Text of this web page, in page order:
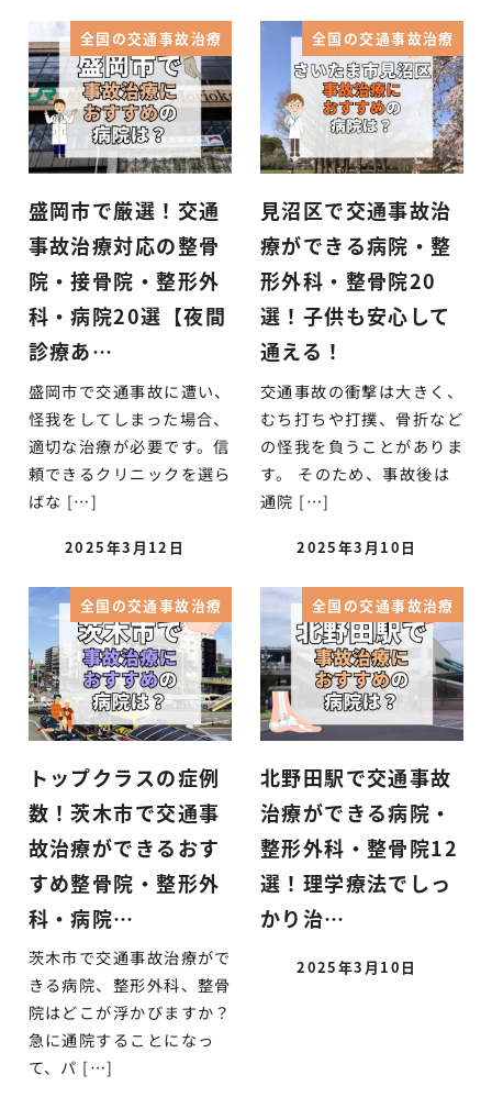
全国の交通事故治療
盛岡市で厳選！交通
事故治療対応の整骨
院・接骨院・整形外
科・病院20選【夜間
診療あ…
盛岡市で交通事故に遭い、
怪我をしてしまった場合、
適切な治療が必要です。信
頼できるクリニックを選ら
ばな […]
2025年3月12日
全国の交通事故治療
見沼区で交通事故治
療ができる病院・整
形外科・整骨院20
選！子供も安心して
通える！
交通事故の衝撃は大きく、
むち打ちや打撲、骨折など
の怪我を負うことがありま
す。 そのため、事故後は
通院 […]
2025年3月10日
全国の交通事故治療
トップクラスの症例
数！茨木市で交通事
故治療ができるおす
すめ整骨院・整形外
科・病院…
茨木市で交通事故治療がで
きる病院、整形外科、整骨
院はどこが浮かびますか？
急に通院することになっ
て、パ […]
全国の交通事故治療
北野田駅で交通事故
治療ができる病院・
整形外科・整骨院12
選！理学療法でしっ
かり治…
2025年3月10日